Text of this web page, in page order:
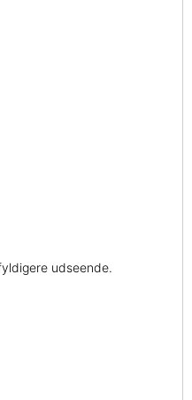
udseende.